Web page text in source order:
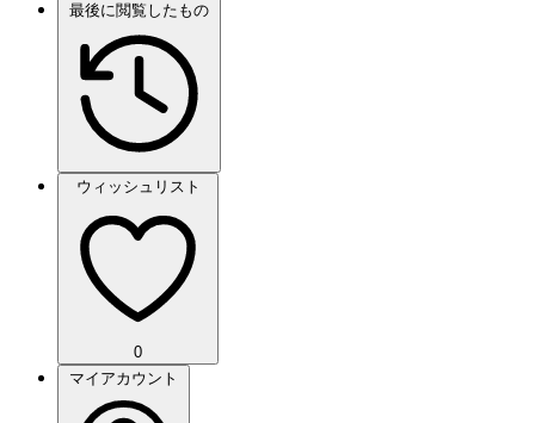
最後に閲覧したもの
ウィッシュリスト
0
マイアカウント